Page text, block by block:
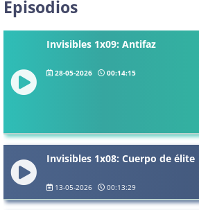
Episodios
Invisibles 1x09: Antifaz
28-05-2026 00:14:15
Invisibles 1x08: Cuerpo de élite
13-05-2026 00:13:29